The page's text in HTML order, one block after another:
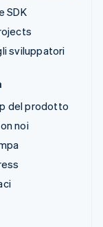
SDK
sviluppatori
del prodotto
noi